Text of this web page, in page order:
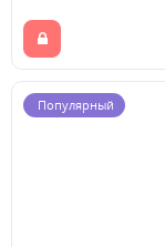
Популярный